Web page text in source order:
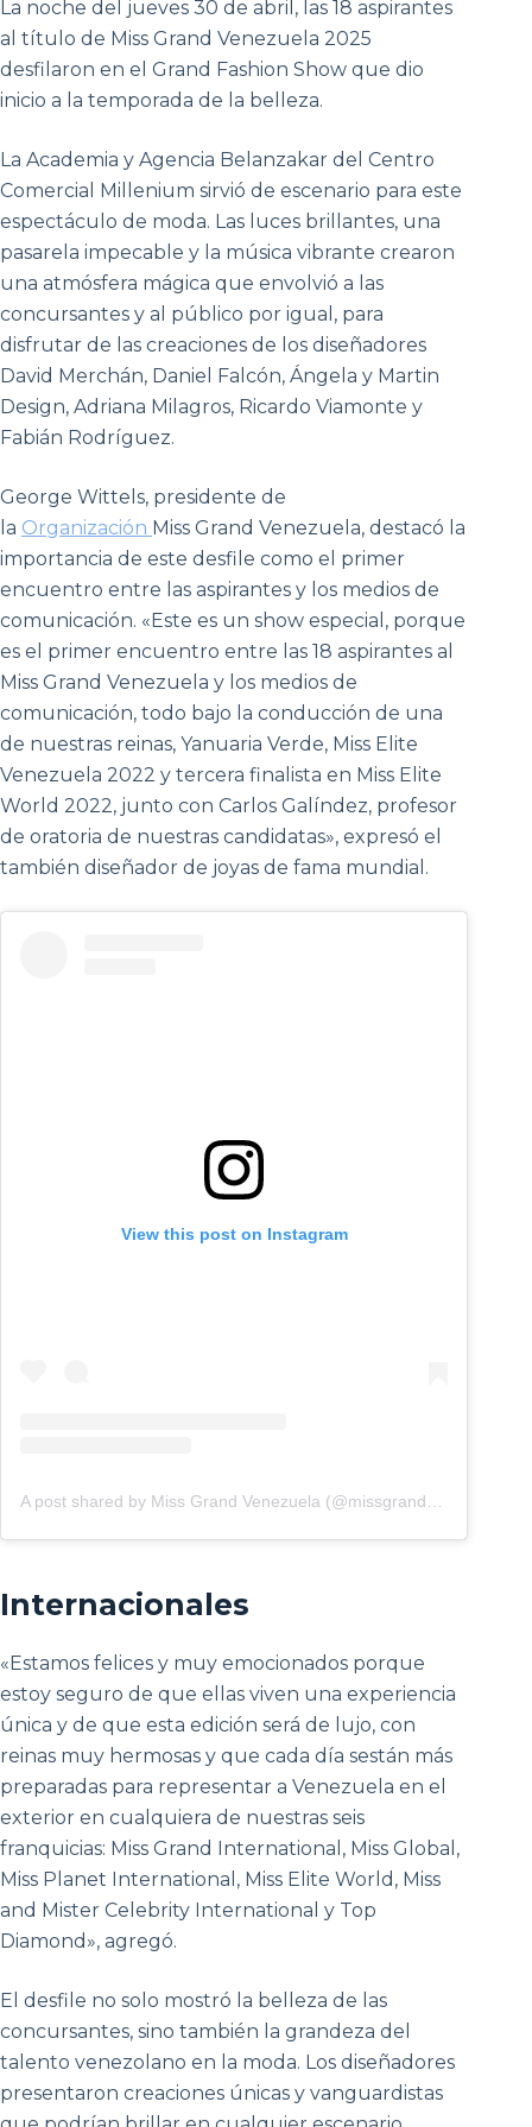
La noche del jueves 30 de abril, las 18 aspirantes
al título de Miss Grand Venezuela 2025
desfilaron en el Grand Fashion Show que dio
inicio a la temporada de la belleza.
La Academia y Agencia Belanzakar del Centro
Comercial Millenium sirvió de escenario para este
espectáculo de moda. Las luces brillantes, una
pasarela impecable y la música vibrante crearon
una atmósfera mágica que envolvió a las
concursantes y al público por igual, para
disfrutar de las creaciones de los diseñadores
David Merchán, Daniel Falcón, Ángela y Martin
Design, Adriana Milagros, Ricardo Viamonte y
Fabián Rodríguez.
George Wittels, presidente de
la Organización Miss Grand Venezuela, destacó la
importancia de este desfile como el primer
encuentro entre las aspirantes y los medios de
comunicación. «Este es un show especial, porque
es el primer encuentro entre las 18 aspirantes al
Miss Grand Venezuela y los medios de
comunicación, todo bajo la conducción de una
de nuestras reinas, Yanuaria Verde, Miss Elite
Venezuela 2022 y tercera finalista en Miss Elite
World 2022, junto con Carlos Galíndez, profesor
de oratoria de nuestras candidatas», expresó el
también diseñador de joyas de fama mundial.
View this post on Instagram
Internacionales
«Estamos felices y muy emocionados porque
estoy seguro de que ellas viven una experiencia
única y de que esta edición será de lujo, con
reinas muy hermosas y que cada día sestán más
preparadas para representar a Venezuela en el
exterior en cualquiera de nuestras seis
franquicias: Miss Grand International, Miss Global,
Miss Planet International, Miss Elite World, Miss
and Mister Celebrity International y Top
Diamond», agregó.
El desfile no solo mostró la belleza de las
concursantes, sino también la grandeza del
talento venezolano en la moda. Los diseñadores
presentaron creaciones únicas y vanguardistas